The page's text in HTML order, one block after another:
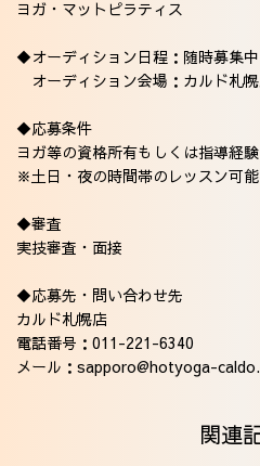
ヨガ・マットピラティス
◆オーディション日程：随時募集中
オーディション会場：カルド札
◆応募条件
ヨガ等の資格所有もしくは指導経験
※土日・夜の時間帯のレッスン可
◆審査
実技審査・面接
◆応募先・問い合わせ先
カルド札幌店
電話番号：011-221-6340
メール：sapporo@hotyoga-
関連